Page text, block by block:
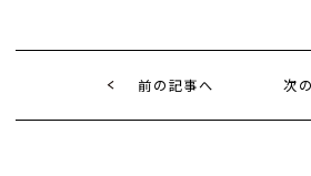
前の記事へ 次